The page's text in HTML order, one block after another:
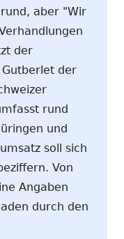
aber "Wir
der
der
rund
und
soll sich
Von
Angaben
durch den